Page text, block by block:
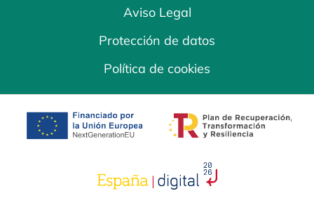
Aviso Legal
Protección de datos
Política de cookies
se abre en una pestaña nuevase abre en una
se abre en una pestaña